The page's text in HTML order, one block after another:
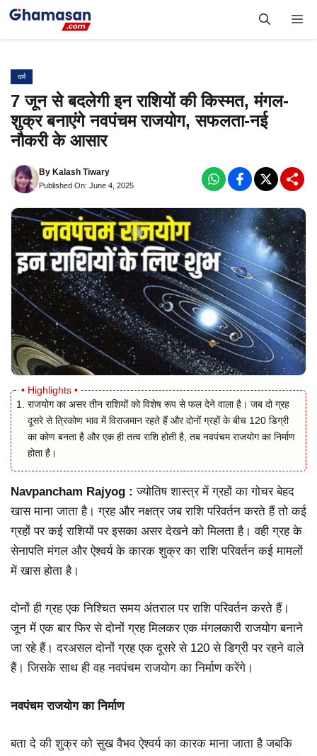
Skip
धर्म
7 जून से बदलेगी इन राशियों की किस्मत, मंगल-
शुक्र बनाएंगे नवपंचम राजयोग, सफलता-नई
नौकरी के आसार
By Kalash Tiwary
Published On: June 4, 2025
राजयोग का असर तीन राशियों को विशेष रूप से फल देने वाला है। जब दो ग्रह
दूसरे से त्रिकोण भाव में विराजमान रहते हैं और दोनों ग्रहों के बीच 120 डिग्री
का कोण बनता है और एक ही तत्व राशि होती है, तब नवपंचम राजयोग का निर्माण
होता है।
Navpancham Rajyog :ज्योतिष शास्त्र में ग्रहों का गोचर बेहद
खास माना जाता है। ग्रह और नक्षत्र जब राशि परिवर्तन करते हैं तो कई
ग्रहों पर कई राशियों पर इसका असर देखने को मिलता है। वही ग्रह के
सेनापति मंगल और ऐश्वर्य के कारक शुक्र का राशि परिवर्तन कई मामलों
में खास होता है।
दोनों ही ग्रह एक निश्चित समय अंतराल पर राशि परिवर्तन करते हैं।
जून में एक बार फिर से दोनों ग्रह मिलकर एक मंगलकारी राजयोग बनाने
जा रहे हैं। दरअसल दोनों ग्रह एक दूसरे से 120 से डिग्री पर रहने वाले
हैं। जिसके साथ ही वह नवपंचम राजयोग का निर्माण करेंगे।
नवपंचम राजयोग का निर्माण
बता दे की शुक्र को सुख वैभव ऐश्वर्य का कारक माना जाता है जबकि